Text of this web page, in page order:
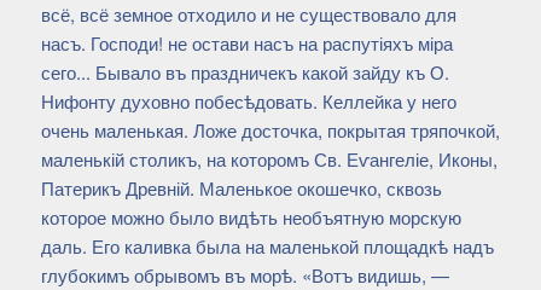
всё, всё земное отходило и не существовало для
насъ. Господи! не остави насъ на распутіяхъ міра
сего... Бывало въ праздничекъ какой зайду къ О.
Нифонту духовно побесѣдовать. Келлейка у него
очень маленькая. Ложе досточка, покрытая тряпочкой,
маленькій столикъ, на которомъ Св. Еѵангеліе, Иконы,
Патерикъ Древній. Маленькое окошечко, сквозь
которое можно было видѣть необъятную морскую
даль. Его каливка была на маленькой площадкѣ надъ
глубокимъ обрывомъ въ морѣ. «Вотъ видишь, —